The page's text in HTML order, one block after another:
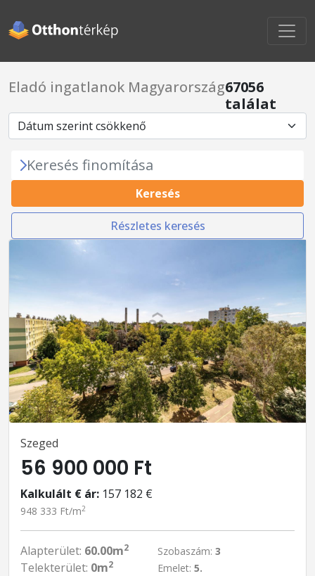
Eladó ingatlanok Magyarország67056
találat
Keresés finomítása
Keresés
Részletes keresés
Szeged
56 900 000 Ft
Kalkulált € ár: 157 182 €
948 333 Ft/m2
Alapterület: 60.00m2
Telekterület: 0m2
Szobaszám: 3
Emelet: 5.